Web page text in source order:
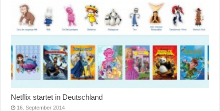
Netflix startet in Deutschland
16. September 2014